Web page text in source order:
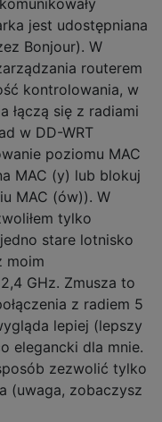
jest udostępniana
Bonjour). W
routerem
kontrolowania, w
łączą się z radiami
w DD-WRT
poziomu MAC
MAC (y) lub blokuj
MAC (ów)). W
tylko
stare lotnisko
moim
GHz. Zmusza to
z radiem 5
lepiej (lepszy
elegancki dla mnie.
zezwolić tylko
(uwaga, zobaczysz